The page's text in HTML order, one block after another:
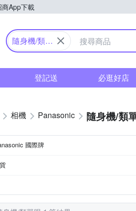
商App下載
Yahoo購物中心
隨身機/類單
登記送 必逛好店
相機 Panasonic 隨身機/類
國際牌